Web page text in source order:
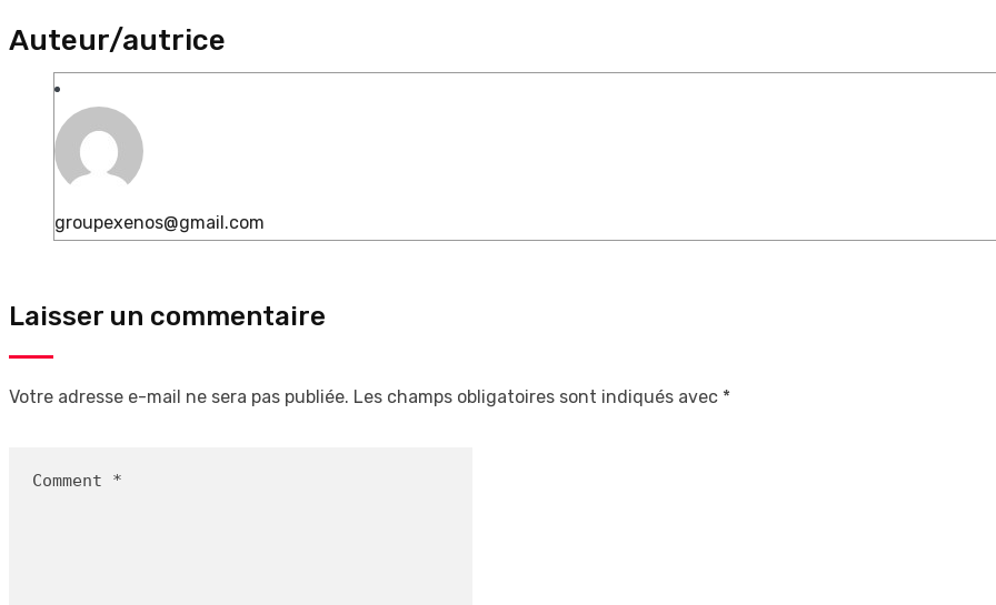
Auteur/autrice
groupexenos@gmail.com
Laisser un commentaire
Votre adresse e-mail ne sera pas publiée. Les champs obligatoires sont indiqués avec *